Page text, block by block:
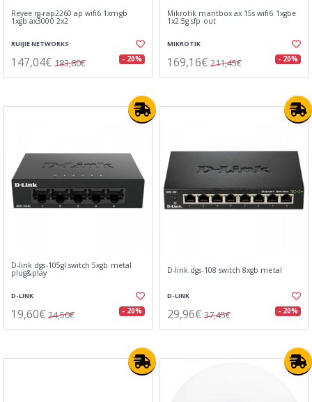
Reyee rg-rap2260 ap wifi6 1xmgb
1xgb ax3000 2x2
RUIJIE NETWORKS
147,04€ 183,80€ - 20%
Mikrotik mantbox ax 15s wifi6 1xgbe
1x2.5g sfp out
MIKROTIK
169,16€ 211,45€ - 20%
D-link dgs-105gl switch 5xgb metal
plug&play
D-LINK
19,60€ 24,50€ - 20%
D-link dgs-108 switch 8xgb metal
D-LINK
29,96€ 37,45€ - 20%